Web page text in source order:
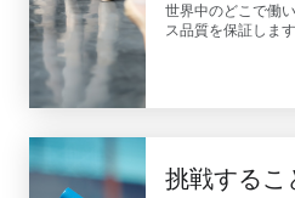
世界中のどこで働
ス品質を保証します
挑戦するこ